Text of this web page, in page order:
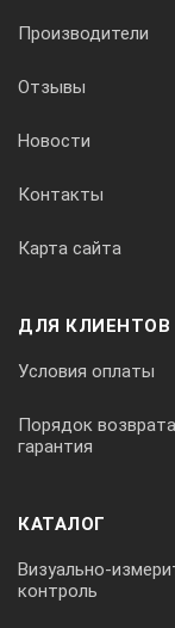
Производители
Отзывы
Новости
Контакты
Карта сайта
ДЛЯ КЛИЕНТОВ
Условия оплаты
Порядок
гарантия
КАТАЛОГ
Визуально-
контроль